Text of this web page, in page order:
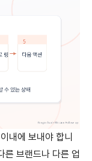
내에 보내야 합니
른 브랜드나 다른 업